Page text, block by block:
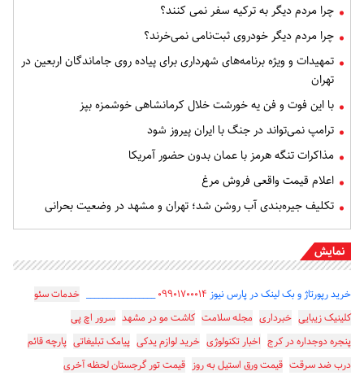
چرا مردم دیگر به ترکیه سفر نمی کنند؟
چرا مردم دیگر خودروی ثبت‌نامی نمی‌خرند؟
تمهیدات و ویژه برنامه‌های شهرداری برای پیاده روی جاماندگان اربعین در
تهران
با این فوت و فن یه خورشت خلال کرمانشاهی خوشمزه بپز
ترامپ نمی‌تواند در جنگ با ایران پیروز شود
مذاکرات تنگه هرمز با عمان بدون حضور آمریکا
اعلام قیمت واقعی فروش مرغ
تکلیف جیره‌بندی آب روشن شد؛ تهران و مشهد در وضعیت بحرانی
نمایش
خرید رپورتاژ و بک لینک در پارس نیوز ۰۹۹۰۱۷۰۰۰۱۴
خدمات سئو
کلینیک زیبایی خبرداری مجله سلامت کاشت مو در مشهد سرور اچ پی
پنجره دوجداره در کرج اخبار تکنولوژی خرید لوازم یدکی پیامک تبلیغاتی پارچه قائم
درب ضد سرقت قیمت ورق استیل به روز قیمت تور گرجستان لحظه آخری